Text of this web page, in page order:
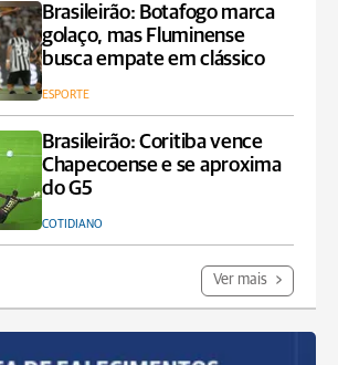
Brasileirão: Botafogo marca
golaço, mas Fluminense
busca empate em clássico
ESPORTE
Brasileirão: Coritiba vence
Chapecoense e se aproxima
do G5
COTIDIANO
Ver mais